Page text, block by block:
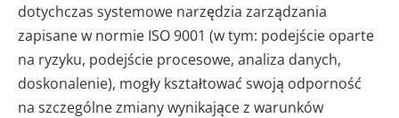
dotychczas systemowe narzędzia zarządzania
zapisane w normie ISO 9001 (w tym: podejście oparte
na ryzyku, podejście procesowe, analiza danych,
doskonalenie), mogły kształtować swoją odporność
na szczególne zmiany wynikające z warunków